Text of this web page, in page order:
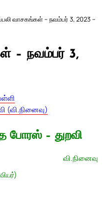
வாசகங்கள் – நவம்பர் 3, 2023 –
– நவம்பர் 3,
(வி.நினைவு)
போரஸ் – துறவி
வி.நினைவு